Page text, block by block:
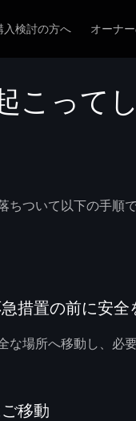
入検討の方へ オーナ
こって
ついて以下の手順
措置の前に安全
な場所へ移動し、必
移動